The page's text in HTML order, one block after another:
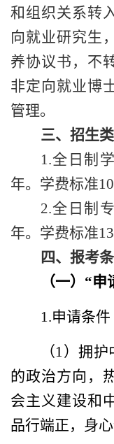
和组织关系转
向就业研究生
养协议书，不
非定向就业博
管理。
三、招生
1.全日制
年。学费标准
2.全日制
年。学费标准
四、报考
（一）“申
1.申请条件
（1 ）拥护
的政治方向，
会主义建设和
品行端正，身心